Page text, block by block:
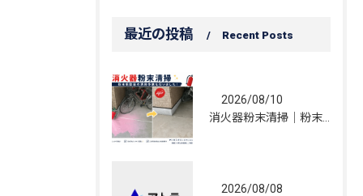
最近の投稿 Recent Posts
2026/08/10
2026/08/08